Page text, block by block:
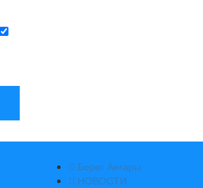
Берег Ангары
НОВОСТИ